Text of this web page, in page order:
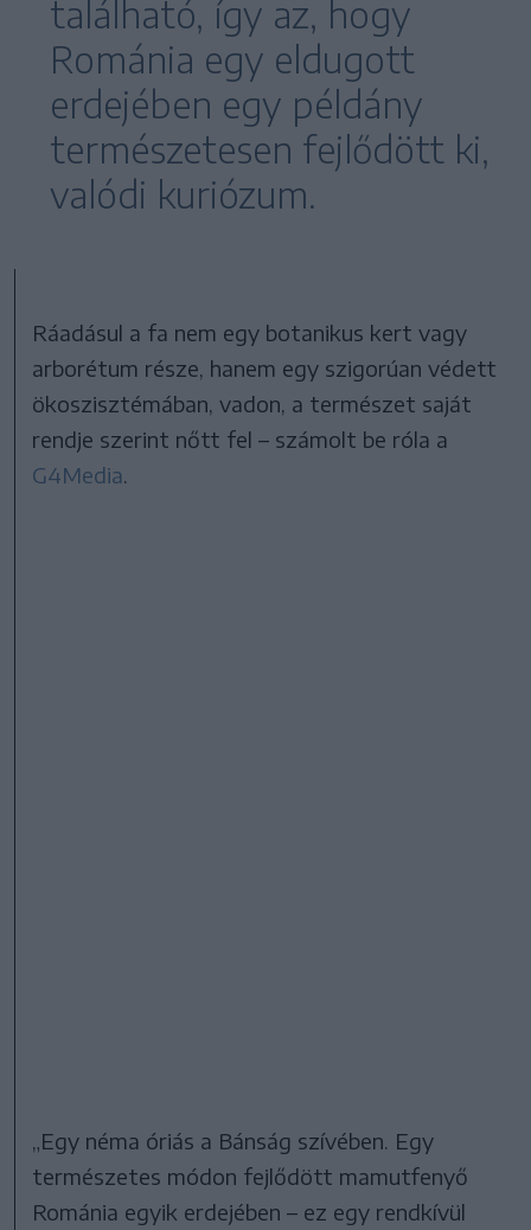
található, így az, hogy
Románia egy eldugott
erdejében egy példány
természetesen fejlődött ki,
valódi kuriózum.
Ráadásul a fa nem egy botanikus kert vagy
arborétum része, hanem egy szigorúan védett
ökoszisztémában, vadon, a természet saját
rendje szerint nőtt fel – számolt be róla a
G4Media.
„Egy néma óriás a Bánság szívében. Egy
természetes módon fejlődött mamutfenyő
Románia egyik erdejében – ez egy rendkívül